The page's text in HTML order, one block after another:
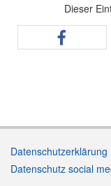
Dieser
Datenschutzerklärung
Datenschutz social